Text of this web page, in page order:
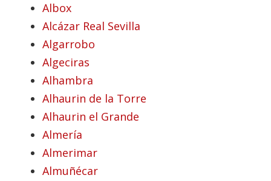
Albox
Alcázar Real Sevilla
Algarrobo
Algeciras
Alhambra
Alhaurin de la Torre
Alhaurin el Grande
Almería
Almerimar
Almuñécar